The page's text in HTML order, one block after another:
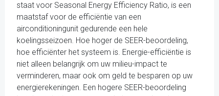
staat voor Seasonal Energy Efficiency Ratio, is een
maatstaf voor de efficiëntie van een
airconditioningunit gedurende een hele
koelingsseizoen. Hoe hoger de SEER-beoordeling,
hoe efficiënter het systeem is. Energie-efficiëntie is
niet alleen belangrijk om uw milieu-impact te
verminderen, maar ook om geld te besparen op uw
energierekeningen. Een hogere SEER-beoordeling